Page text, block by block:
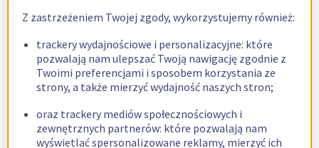
Z zastrzeżeniem Twojej zgody, wykorzystujemy również:
trackery wydajnościowe i personalizacyjne: które
pozwalają nam ulepszać Twoją nawigację zgodnie z
Twoimi preferencjami i sposobem korzystania ze
strony, a także mierzyć wydajność naszych stron;
oraz trackery mediów społecznościowych i
zewnętrznych partnerów: które pozwalają nam
wyświetlać spersonalizowane reklamy, mierzyć ich